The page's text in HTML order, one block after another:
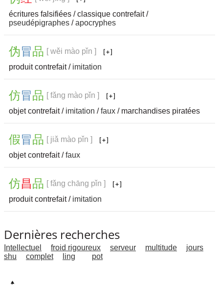
écritures falsifiées / classique contrefait /
pseudépigraphes /apocryphes
伪冒品 [ wěi mào pǐn ]
produit contrefait / imitation
仿冒品 [ fǎng mào pǐn ]
objet contrefait / imitation /faux / marchandises piratées
假冒品 [ jiǎ mào pǐn ]
objet contrefait /faux
仿昌品 [ fǎng chāng pǐn ]
produit contrefait / imitation
Dernières recherches
Intellectuel froid rigoureux serveur multitude
jours
shu
complet ling pot